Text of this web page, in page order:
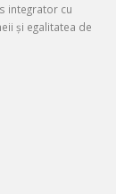
integrator cu
și egalitatea de